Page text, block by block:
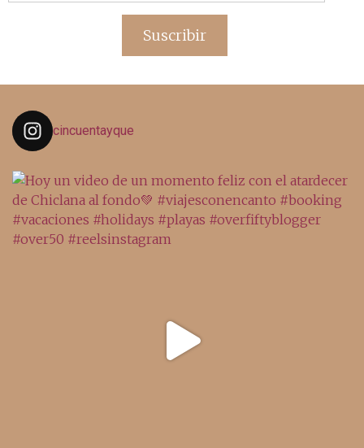
de
Suscribir
cincuentayque